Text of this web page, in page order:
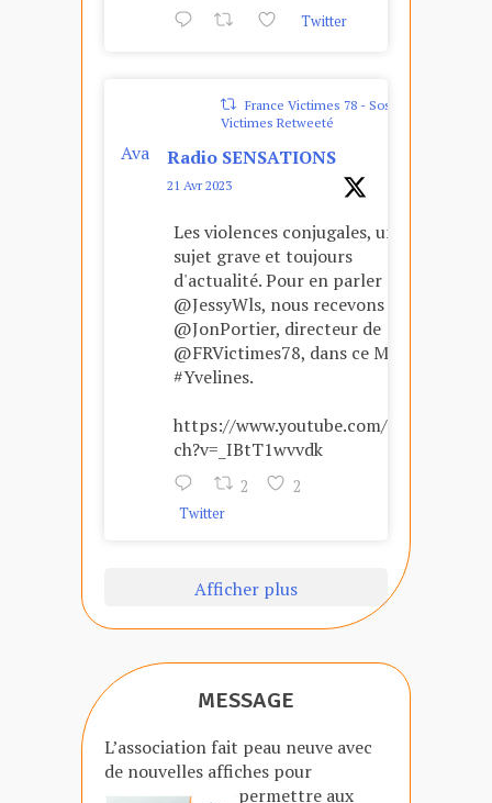
Twitter
France Victimes 78 - Sos
Victimes Retweeté
Ava
Radio SENSATIONS
21 Avr 2023
Les violences conjugales, un
sujet grave et toujours
d'actualité. Pour en parler avec
@JessyWls, nous recevons
@JonPortier, directeur de
@FRVictimes78, dans ce Mag
#Yvelines.
https://www.youtube.com/wat
ch?v=_IBtT1wvvdk
2 2
Twitter
Afficher plus
MESSAGE
L’association fait peau neuve avec
de nouvelles affiches pour
permettre aux